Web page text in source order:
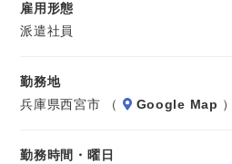
雇用形態
派遣社員
勤務地
兵庫県西宮市 （
Google Map ）
勤務時間・曜日